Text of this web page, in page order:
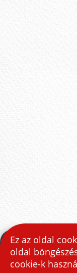
Ez az oldal
oldal
cookie-k